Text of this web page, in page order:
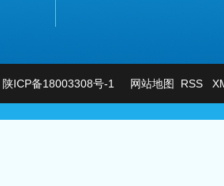
陕ICP备18003308号-1 网站地图 RSS